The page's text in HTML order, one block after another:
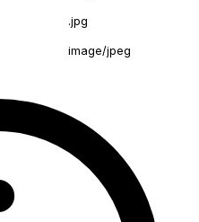
.jpg
image/jpeg